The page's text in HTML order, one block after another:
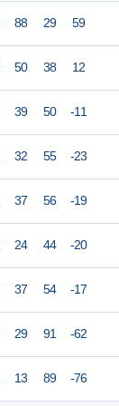
88 29 59
50 38 12
39 50 -11
32 55 -23
37 56 -19
24 44 -20
37 54 -17
29 91 -62
13 89 -76